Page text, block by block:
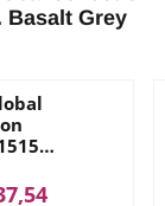
Basalt Grey
150X150
Black
voor 37,54